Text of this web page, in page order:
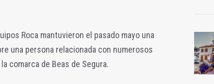
Roca mantuvieron el pasado mayo una
una persona relacionada con numerosos
comarca de Beas de Segura.